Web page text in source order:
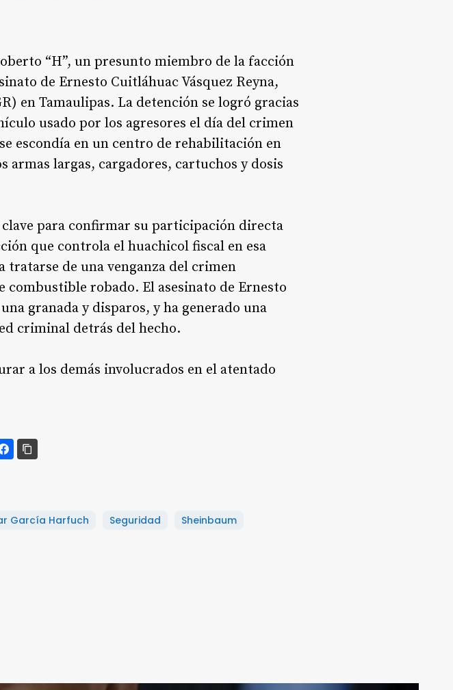
“H”, un presunto miembro de la facción
de Ernesto Cuitláhuac Vásquez Reyna,
en Tamaulipas. La detención se logró gracias
usado por los agresores el día del crimen
escondía en un centro de rehabilitación en
armas largas, cargadores, cartuchos y dosis
para confirmar su participación directa
que controla el huachicol fiscal en esa
tratarse de una venganza del crimen
combustible robado. El asesinato de Ernesto
granada y disparos, y ha generado una
criminal detrás del hecho.
a los demás involucrados en el atentado
García Harfuch Seguridad
Sheinbaum